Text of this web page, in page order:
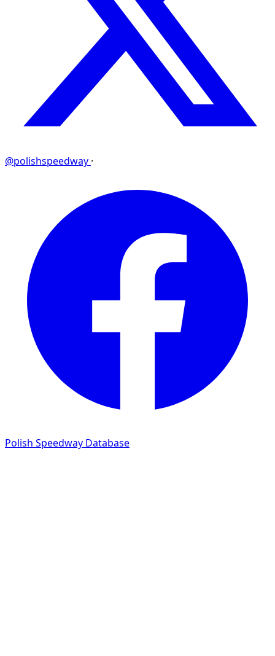
@polishspeedway ·
Polish Speedway Database